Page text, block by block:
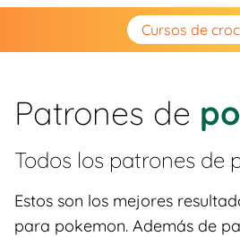
Cursos de
Patrones de
Todos los patrones de
Estos son los mejores
para pokemon. Además de